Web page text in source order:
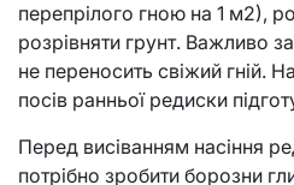
перепрілого гною на 1 м2),
розрівняти грунт. Важливо
не переносить свіжий гній.
посів ранньої редиски
Перед висіванням насіння
потрібно зробити борозни